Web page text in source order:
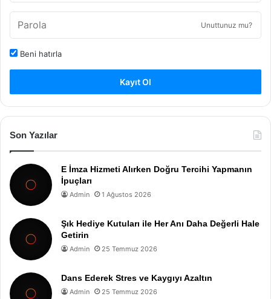
Unuttunuz mu?
Beni hatırla
Kayıt Ol
Son Yazılar
E İmza Hizmeti Alırken Doğru Tercihi Yapmanın
İpuçları
Admin 1 Ağustos 2026
Şık Hediye Kutuları ile Her Anı Daha Değerli Hale
Getirin
Admin 25 Temmuz 2026
Dans Ederek Stres ve Kaygıyı Azaltın
Admin 25 Temmuz 2026